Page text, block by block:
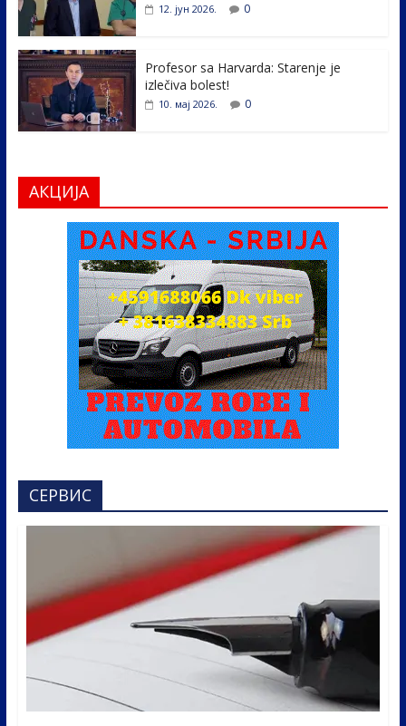
12. јун 2026. 0
Profesor sa Harvarda: Starenje je
izlečiva bolest!
10. мај 2026. 0
АКЦИЈА
СЕРВИС